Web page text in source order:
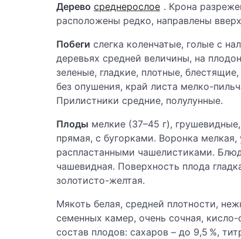
Дерево среднерослое . Крона
расположены редко, направлены
Побеги слегка коленчатые, голые с
деревьях средней величины, на
зеленые, гладкие, плотные,
без опушения, край листа мелко-
Прилистники средние, полулунные.
Плоды мелкие (37–45 г),
прямая, с бугорками. Воронка
распластанными чашелистиками.
чашевидная. Поверхность плода
золотисто-желтая.
Мякоть белая, средней плотности,
семенных камер, очень сочная,
состав плодов: сахаров – до 9,5 %,